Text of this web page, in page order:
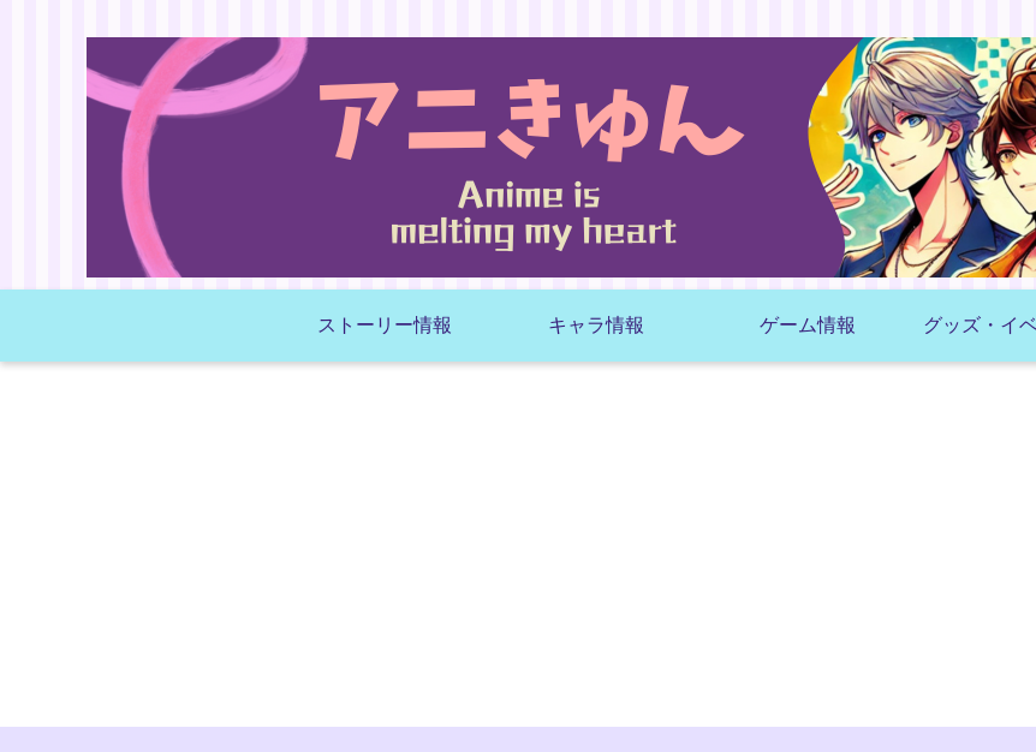
ストーリー情報 キャラ情報 ゲーム情報 グッズ・イ